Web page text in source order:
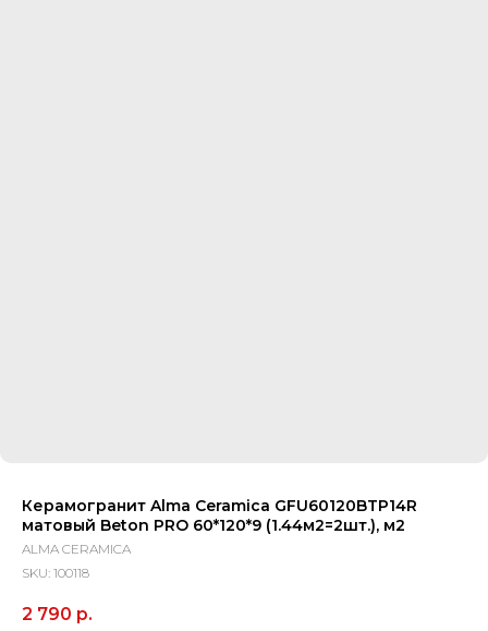
Керамогранит Alma Ceramica GFU60120BTP14R
матовый Beton PRO 60*120*9 (1.44м2=2шт.), м2
ALMA CERAMICA
SKU: 100118
2 790 р.